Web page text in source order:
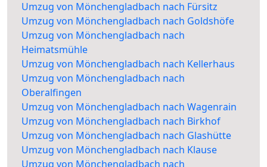
Umzug von Mönchengladbach nach Fürsitz
Umzug von Mönchengladbach nach Goldshöfe
Umzug von Mönchengladbach nach
Heimatsmühle
Umzug von Mönchengladbach nach Kellerhaus
Umzug von Mönchengladbach nach
Oberalfingen
Umzug von Mönchengladbach nach Wagenrain
Umzug von Mönchengladbach nach Birkhof
Umzug von Mönchengladbach nach Glashütte
Umzug von Mönchengladbach nach Klause
Umzug von Mönchengladbach nach